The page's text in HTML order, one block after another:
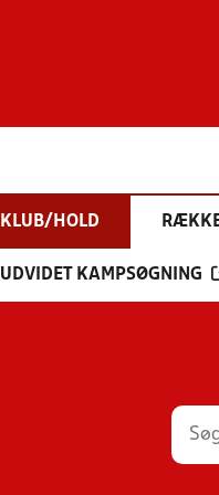
KLUB/HOLD
UDVIDET KAMPSØGNING